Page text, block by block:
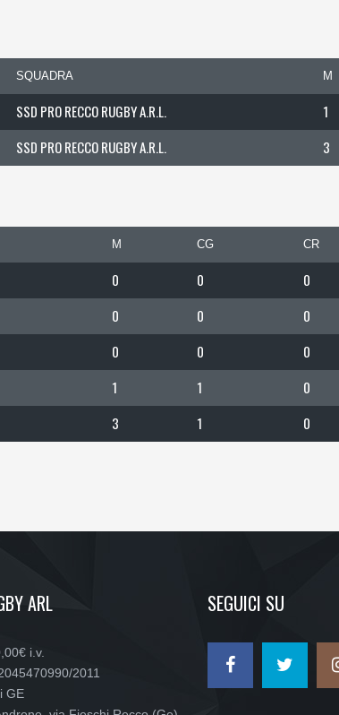
SQUADRA M
SSD PRO RECCO RUGBY A.R.L. 1
SSD PRO RECCO RUGBY A.R.L. 3
M CG CR
0 0 0
0 0 0
0 0 0
1 1 0
3 1 0
ARL
i.v.
2011
GE
SEGUICI SU